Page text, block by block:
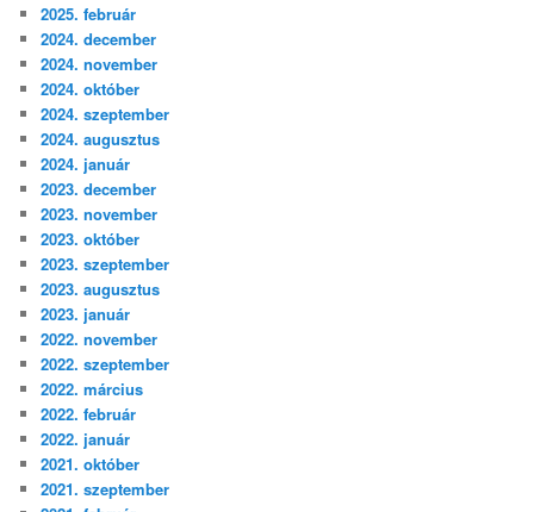
2025. február
2024. december
2024. november
2024. október
2024. szeptember
2024. augusztus
2024. január
2023. december
2023. november
2023. október
2023. szeptember
2023. augusztus
2023. január
2022. november
2022. szeptember
2022. március
2022. február
2022. január
2021. október
2021. szeptember